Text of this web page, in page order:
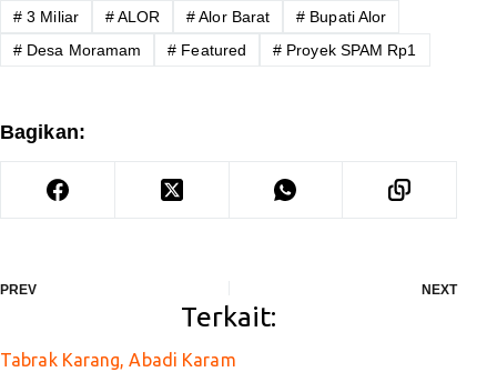
# 3 Miliar #ALOR #Alor Barat # Bupati Alor
# Desa Moramam # Featured # Proyek SPAM Rp1
Bagikan:
PREV NEXT
Terkait:
Tabrak Karang, Abadi Karam